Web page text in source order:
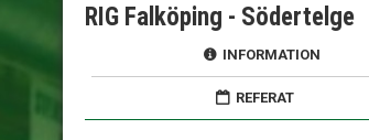
RIG Falköping - Södertelge
INFORMATION
REFERAT